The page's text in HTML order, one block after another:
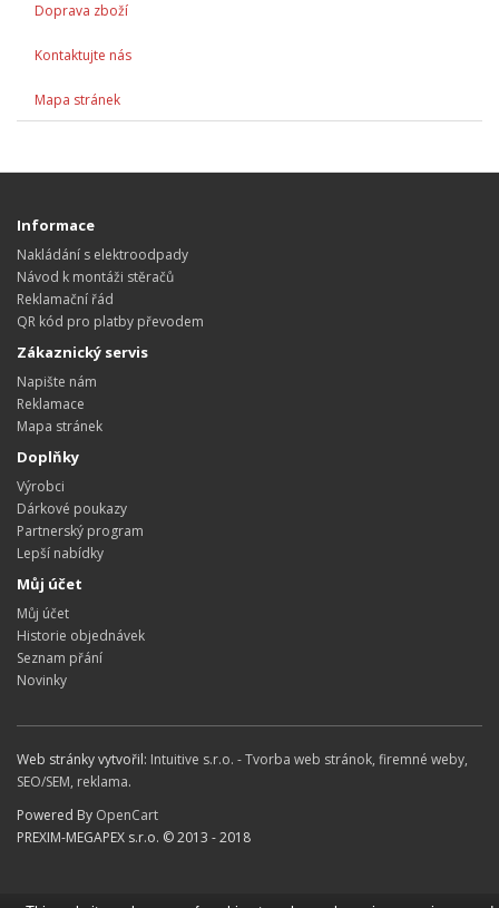
Doprava zboží
Kontaktujte nás
Mapa stránek
Informace
Nakládání s elektroodpady
Návod k montáži stěračů
Reklamační řád
QR kód pro platby převodem
Zákaznický servis
Napište nám
Reklamace
Mapa stránek
Doplňky
Výrobci
Dárkové poukazy
Partnerský program
Lepší nabídky
Můj účet
Můj účet
Historie objednávek
Seznam přání
Novinky
Web stránky vytvořil: Intuitive s.r.o. - Tvorba web stránok, firemné weby,
SEO/SEM, reklama.
Powered By OpenCart
PREXIM-MEGAPEX s.r.o. © 2013 - 2018